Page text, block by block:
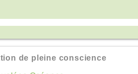
de pleine conscience